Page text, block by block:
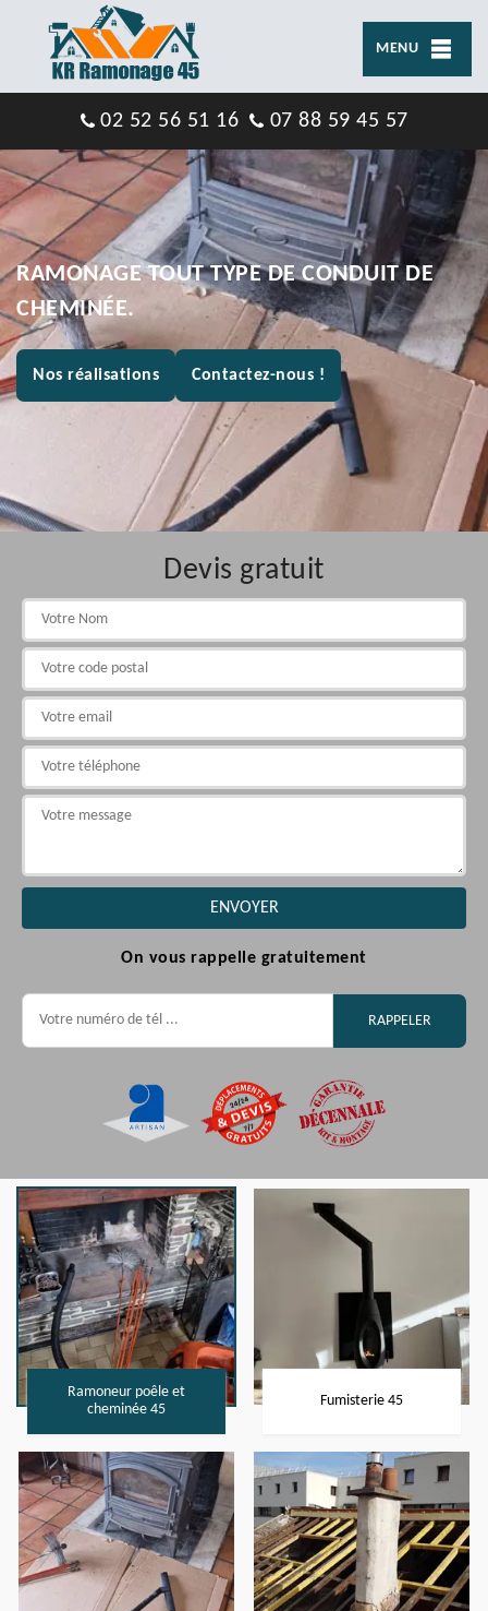
MENU
02 52 56 51 16 07 88 59 45 57
RAMONAGE TOUT TYPE DE CONDUIT DE
CHEMINÉE.
Nos réalisations Contactez-nous !
Devis gratuit
On vous rappelle gratuitement
Ramoneur poêle et
cheminée 45
Fumisterie 45